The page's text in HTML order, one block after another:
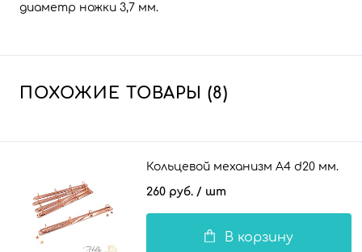
диаметр ножки 3,7 мм.
ПОХОЖИЕ ТОВАРЫ (8)
Кольцевой механизм А4 d20 мм.
260 руб. / шт
В корзину